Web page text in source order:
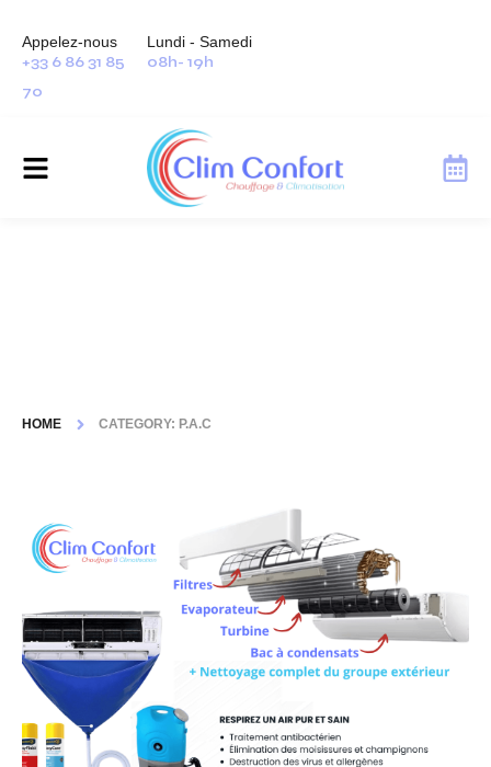
Appelez-nous
+33 6 86 31 85
70
Lundi - Samedi
08h- 19h
HOME CATEGORY: P.A.C